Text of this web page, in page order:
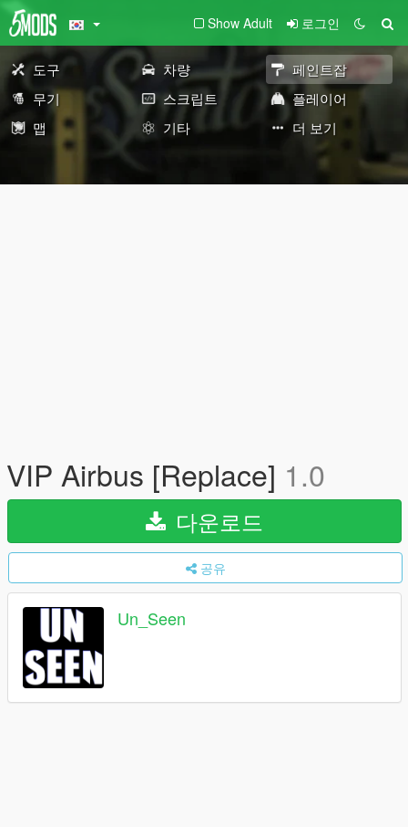
Show Adult 로그인
도구 차량
페인트잡
무기
스크립트
플레이어
맵
기타 더 보기
VIP Airbus [Replace] 1.0
다운로드
공유
Un_Seen